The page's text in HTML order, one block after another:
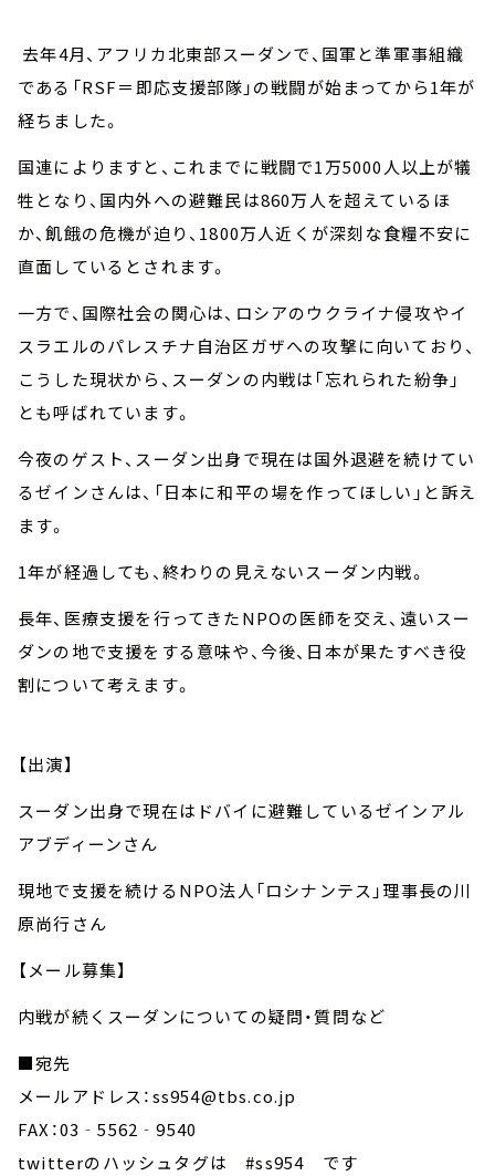
去年4月、アフリカ北東部スーダンで、国軍と準軍事組織
である「RSF＝即応支援部隊」の戦闘が始まってから1年が
経ちました。
国連によりますと、これまでに戦闘で1万5000人以上が犠
牲となり、国内外への避難民は860万人を超えているほ
か、飢餓の危機が迫り、1800万人近くが深刻な食糧不安に
直面しているとされます。
一方で、国際社会の関心は、ロシアのウクライナ侵攻やイ
スラエルのパレスチナ自治区ガザへの攻撃に向いており、
こうした現状から、スーダンの内戦は「忘れられた紛争」
とも呼ばれています。
今夜のゲスト、スーダン出身で現在は国外退避を続けてい
るゼインさんは、「日本に和平の場を作ってほしい」と訴え
ます。
1年が経過しても、終わりの見えないスーダン内戦。
長年、医療支援を行ってきたNPOの医師を交え、遠いスー
ダンの地で支援をする意味や、今後、日本が果たすべき役
割について考えます。
【出演】
スーダン出身で現在はドバイに避難しているゼインアル
アブディーンさん
現地で支援を続けるNPO法人「ロシナンテス」理事長の川
原尚行さん
【メール募集】
内戦が続くスーダンについての疑問・質問など
■宛先
メールアドレス：ss954@tbs.co.jp
FAX：03‐5562‐9540
twitterのハッシュタグは #ss954 です